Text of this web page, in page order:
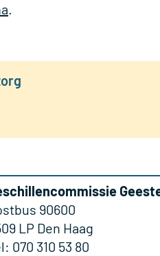
.
90600
LP Den Haag
070 310 53 80